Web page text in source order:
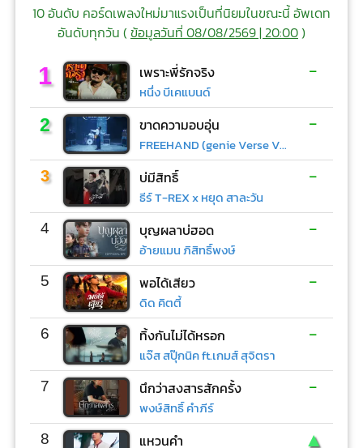
10 อันดับ คอร์ดเพลงใหม่มาแรงเป็นที่นิยมในขณะนี้ อัพเดท
อันดับทุกวัน (ข้อมูลวันที่ 08/08/2569 | 20:00)
1 เพราะพี่รักจริง
หนึ่ง บีเคแบนด์
-
2 ขาดความอบอุ่น
FREEHAND (genie Verse Vol.1)
-
3 บ่มีสิทธิ์
ธีร์ T-REX x หยุด สาละวัน
-
4 บุญผลาบ่ฮอด
อ้ายแมน ภิสิทธิ์พงษ์
-
5 พอได้เสียว
ดิด คิตตี้
-
6 ทิ้งกันไม่ได้หรอก
แจ๊ส สปุ๊กนิค ft.เกมส์ สุจิตรา
-
7 นึกว่าสงสารสักครั้ง
พงษ์สิทธิ์ คำภีร์
-
8 แหวนคำ ▲